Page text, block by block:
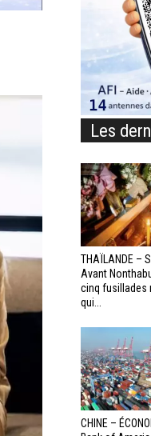
Les
THAÏLANDE –
Avant
cinq fusillades
qui...
CHINE –